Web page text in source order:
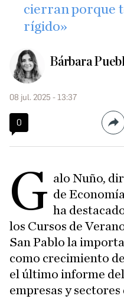
cierran porque
rígido»
Bárbara
08 jul. 2025 - 13:37
0
G alo Nuño,
de
ha
los Cursos de
San Pablo la
como crecimiento
el último informe del
empresas y